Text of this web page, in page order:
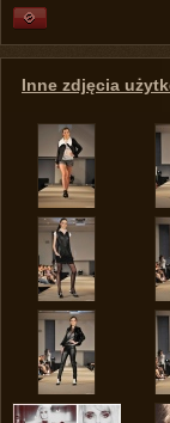
Inne zdjęcia